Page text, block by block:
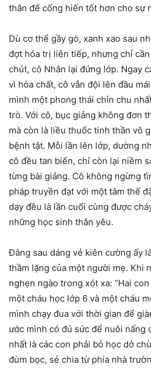
thân để cống hiến tốt hơn cho sự
Dù cơ thể gầy gò, xanh xao sau
đợt hóa trị liên tiếp, nhưng chỉ
chút, cô Nhân lại đứng lớp. Ngay
vì hóa chất, cô vẫn đội lên đầu
mình một phong thái chỉn chu
trò. Với cô, bục giảng không đơn
mà còn là liều thuốc tinh thần vô
bệnh tật. Mỗi lần lên lớp, dường
cô đều tan biến, chỉ còn lại niềm
từng bài giảng. Cô không ngừng
pháp truyền đạt với một tâm thế
dạy đều là lần cuối cùng được
những học sinh thân yêu.
Đằng sau dáng vẻ kiên cường ấy
thầm lặng của một người mẹ. Khi
nghẹn ngào trong xót xa: “Hai
một cháu học lớp 6 và một cháu
mình chạy đua với thời gian để
ước mình có đủ sức để nuôi nấng
nhất là các con phải bỏ học dở
đùm bọc, sẻ chia từ phía nhà